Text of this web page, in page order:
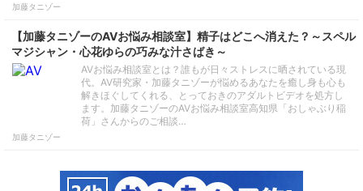
加藤タニゾー
【加藤タニゾーのAVお悩み相談室】精子はどこへ消えた？～スペル
マジシャン・心花ゆらの巧みな汁さばき～
AVお悩み相談室とは？誰もが日々ストレスに晒されている現
代。AV研究家・加藤タニゾーが悩めるあなたを癒し身も心も
解きほぐしてくれる、とっておきのアダルトビデオを処方し
ます。加藤タニゾーのAVお悩み相談室高知県「おしゃぶり稲
荷」さんからのご相談…
加藤タニゾー